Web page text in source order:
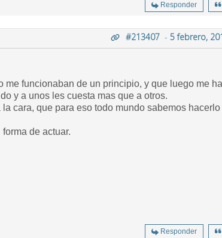
Responder
#213407 - 5 febrero,
funcionaban de un principio, y que luego me
y a unos les cuesta mas que a otros.
cara, que para eso todo mundo sabemos
de actuar.
Responder